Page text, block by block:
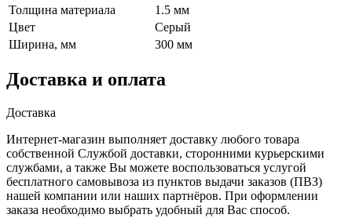
Толщина материала
1.5 мм
Цвет
Серый
Ширина, мм
300 мм
Доставка и оплата
Доставка
Интернет-магазин выполняет доставку любого товара
собственной Службой доставки, сторонними курьерскими
службами, а также Вы можете воспользоваться услугой
бесплатного самовывоза из пунктов выдачи заказов (ПВЗ)
нашей компании или наших партнёров. При оформлении
заказа необходимо выбрать удобный для Вас способ.